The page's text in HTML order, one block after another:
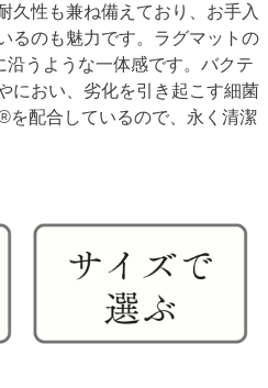
久性も兼ね備えており、お手入
るのも魅力です。ラグマットの
沿うような一体感です。バクテ
におい、劣化を引き起こす細菌
を配合しているので、永く清潔